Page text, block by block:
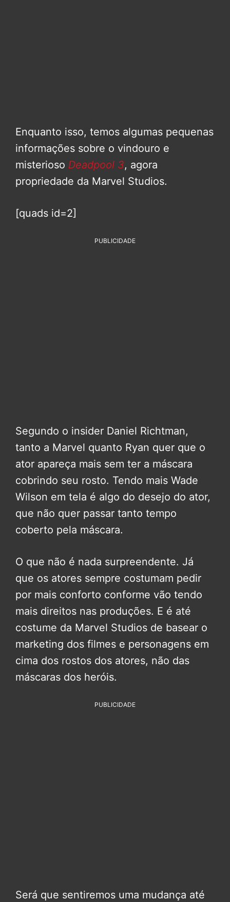
Enquanto isso, temos algumas pequenas
informações sobre o vindouro e
misterioso Deadpool 3, agora
propriedade da Marvel Studios.
[quads id=2]
PUBLICIDADE
Segundo o insider Daniel Richtman,
tanto a Marvel quanto Ryan quer que o
ator apareça mais sem ter a máscara
cobrindo seu rosto. Tendo mais Wade
Wilson em tela é algo do desejo do ator,
que não quer passar tanto tempo
coberto pela máscara.
O que não é nada surpreendente. Já
que os atores sempre costumam pedir
por mais conforto conforme vão tendo
mais direitos nas produções. E é até
costume da Marvel Studios de basear o
marketing dos filmes e personagens em
cima dos rostos dos atores, não das
máscaras dos heróis.
PUBLICIDADE
Será que sentiremos uma mudança até